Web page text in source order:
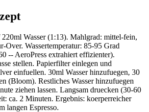
Wasser (1:13). Mahlgrad: mittel-fein,
Over. Wassertemperatur: 85-95 Grad
-- AeroPress extrahiert effizienter).
stellen. Papierfilter einlegen und
einfuellen. 30ml Wasser hinzufuegen, 30
(Bloom). Restliches Wasser hinzufuegen
ziehen lassen. Langsam druecken (30-60
ca. 2 Minuten. Ergebnis: koerperreicher
langen Espresso.